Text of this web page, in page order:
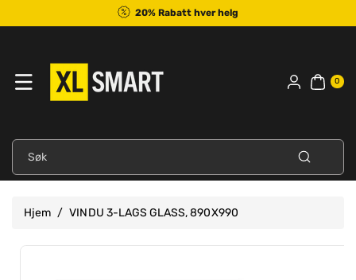
20% Rabatt hver helg
Søk
0
var
er
Hjem / VINDU 3-LAGS GLASS, 890X990
Hopp Til